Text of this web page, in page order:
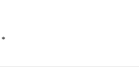
*